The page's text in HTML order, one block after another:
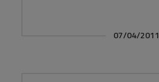
07/04/2011